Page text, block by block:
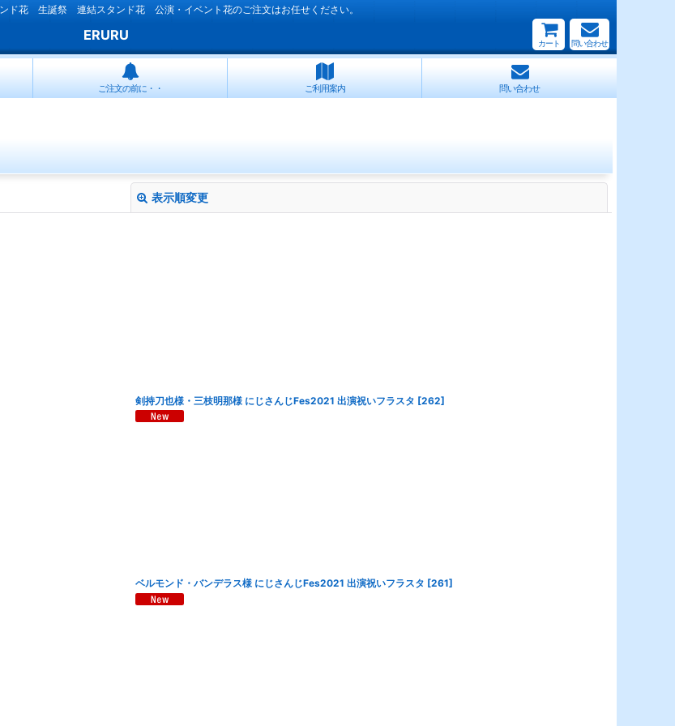
花 生誕祭 連結スタンド花 公演・イベント花のご注文はお任せください。
ERURU
カート 問い合わせ
ご注文の前に・・ ご利用案内 問い合わせ
表示順変更
剣持刀也様・三枝明那様 にじさんじFes2021 出演祝いフラスタ [262]
ベルモンド・バンデラス様 にじさんじFes2021 出演祝いフラスタ [261]